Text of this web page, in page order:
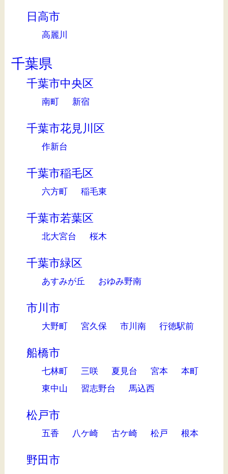
日高市
高麗川
千葉県
千葉市中央区
南町 新宿
千葉市花見川区
作新台
千葉市稲毛区
六方町 稲毛東
千葉市若葉区
北大宮台 桜木
千葉市緑区
あすみが丘 おゆみ野南
市川市
大野町 宮久保 市川南 行徳駅前
船橋市
七林町 三咲 夏見台 宮本
本町
東中山
習志野台 馬込西
松戸市
五香 八ケ崎 古ケ崎 松戸 根本
野田市